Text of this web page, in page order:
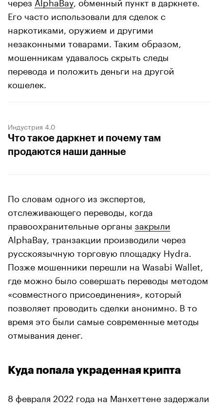
Его часто использовали для сделок с
наркотиками, оружием и другими
незаконными товарами. Таким образом,
мошенникам удавалось скрыть следы
перевода и положить деньги на другой
кошелек.
Индустрия 4.0
Что такое даркнет и почему там
продаются наши данные
По словам одного из экспертов,
отслеживающего переводы, когда
правоохранительные органы закрыли
AlphaBay, транзакции производили через
русскоязычную торговую площадку Hydra.
Позже мошенники перешли на Wasabi Wallet,
где можно было совершать переводы методом
«совместного присоединения», который
позволяет проводить сделки анонимно. В то
время это были самые современные методы
отмывания денег.
Куда попала украденная крипта
8 февраля 2022 года на Манхеттене задержали